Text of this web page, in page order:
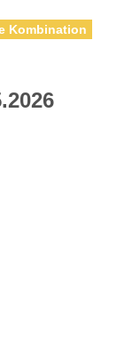
Kombination